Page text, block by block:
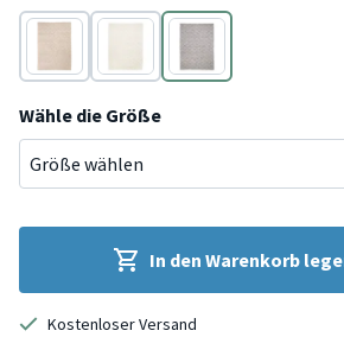
Beige Creme
Grau
Wähle die Größe
In den Warenkorb
Kostenloser Versand